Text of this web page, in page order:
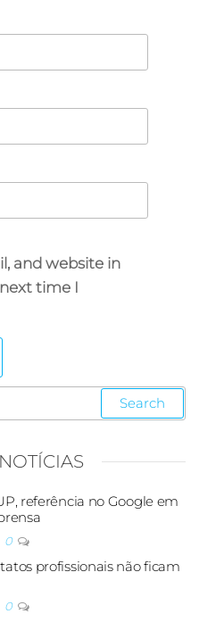
and website in
time I
referência no Google em
0
profissionais não ficam
0